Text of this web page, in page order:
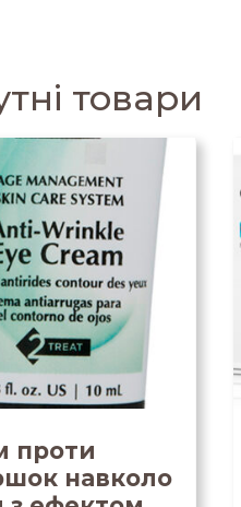
товари
проти
навколо